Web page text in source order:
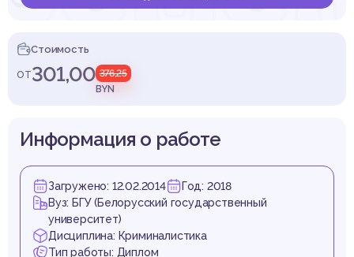
Стоимость
от301,00 376,25
BYN
Информация о работе
Загружено: 12.02.2014
Год: 2018
Вуз: БГУ (Белорусский государственный
университет)
Дисциплина: Криминалистика
Тип работы: Диплом